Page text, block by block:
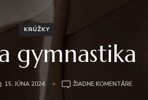
KRÚŽKY
gymnastika
15. JÚNA 2024 ŽIADNE KOMENTÁRENA